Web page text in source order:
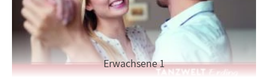
Erwachsene 1